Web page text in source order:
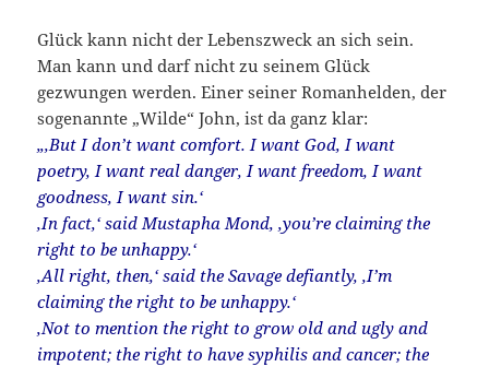
Glück kann nicht der Lebenszweck an sich sein.
Man kann und darf nicht zu seinem Glück
gezwungen werden. Einer seiner Romanhelden, der
sogenannte „Wilde“ John, ist da ganz klar:
„‚But I don’t want comfort. I want God, I want
poetry, I want real danger, I want freedom, I want
goodness, I want sin.‘
‚In fact,‘ said Mustapha Mond, ‚you’re claiming the
right to be unhappy.‘
‚All right, then,‘ said the Savage defiantly, ‚I’m
claiming the right to be unhappy.‘
‚Not to mention the right to grow old and ugly and
impotent; the right to have syphilis and cancer; the